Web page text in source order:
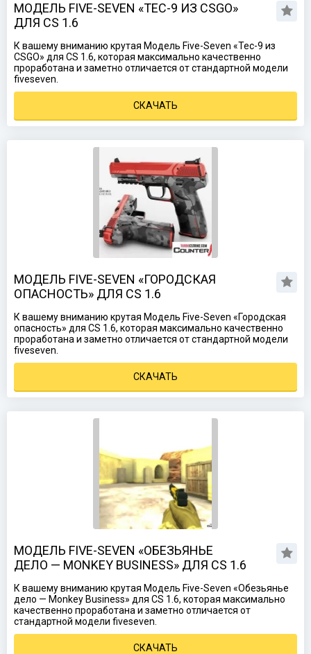
МОДЕЛЬ FIVE-SEVEN «TEC-9 ИЗ CSGO»
ДЛЯ CS 1.6
К вашему вниманию крутая Модель Five-Seven «Tec-9 из
CSGO» для CS 1.6, которая максимально качественно
проработана и заметно отличается от стандартной модели
fiveseven.
СКАЧАТЬ
МОДЕЛЬ FIVE-SEVEN «ГОРОДСКАЯ
ОПАСНОСТЬ» ДЛЯ CS 1.6
К вашему вниманию крутая Модель Five-Seven «Городская
опасность» для CS 1.6, которая максимально качественно
проработана и заметно отличается от стандартной модели
fiveseven.
СКАЧАТЬ
МОДЕЛЬ FIVE-SEVEN «ОБЕЗЬЯНЬЕ
ДЕЛО — MONKEY BUSINESS» ДЛЯ CS 1.6
К вашему вниманию крутая Модель Five-Seven «Обезьянье
дело — Monkey Business» для CS 1.6, которая максимально
качественно проработана и заметно отличается от
стандартной модели fiveseven.
СКАЧАТЬ